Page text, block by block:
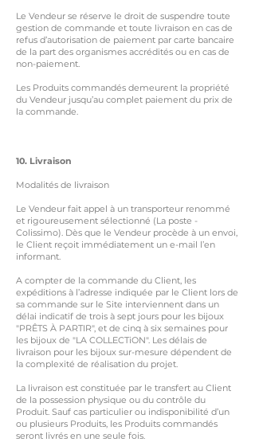
Le Vendeur se réserve le droit de suspendre toute
gestion de commande et toute livraison en cas de
refus d’autorisation de paiement par carte bancaire
de la part des organismes accrédités ou en cas de
non-paiement.
Les Produits commandés demeurent la propriété
du Vendeur jusqu’au complet paiement du prix de
la commande.
10. Livraison
Modalités de livraison
Le Vendeur fait appel à un transporteur renommé
et rigoureusement sélectionné (La poste -
Colissimo). Dès que le Vendeur procède à un envoi,
le Client reçoit immédiatement un e-mail l’en
informant.
A compter de la commande du Client, les
expéditions à l’adresse indiquée par le Client lors de
sa commande sur le Site interviennent dans un
délai indicatif de trois à sept jours pour les bijoux
"PRÊTS À PARTIR", et de cinq à six semaines pour
les bijoux de "LA COLLECTiON". Les délais de
livraison pour les bijoux sur-mesure dépendent de
la complexité de réalisation du projet.
La livraison est constituée par le transfert au Client
de la possession physique ou du contrôle du
Produit. Sauf cas particulier ou indisponibilité d’un
ou plusieurs Produits, les Produits commandés
seront livrés en une seule fois.